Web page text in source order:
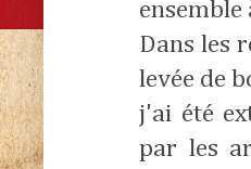
ensemble
Dans les
levée de
j'ai été
par les